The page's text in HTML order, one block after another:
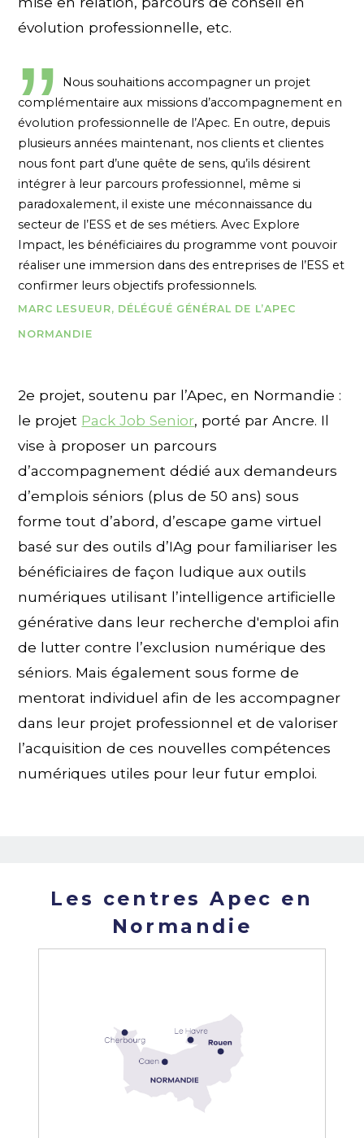
évolution professionnelle, etc.
Nous souhaitions accompagner un projet
complémentaire aux missions d’accompagnement en
évolution professionnelle de l’Apec. En outre, depuis
plusieurs années maintenant, nos clients et clientes
nous font part d’une quête de sens, qu’ils désirent
intégrer à leur parcours professionnel, même si
paradoxalement, il existe une méconnaissance du
secteur de l’ESS et de ses métiers. Avec Explore
Impact, les bénéficiaires du programme vont pouvoir
réaliser une immersion dans des entreprises de l’ESS et
confirmer leurs objectifs professionnels.
MARC LESUEUR, DÉLÉGUÉ GÉNÉRAL DE L’APEC
NORMANDIE
2e projet, soutenu par l’Apec, en Normandie :
le projet Pack Job Senior, porté par Ancre. Il
vise à proposer un parcours
d’accompagnement dédié aux demandeurs
d’emplois séniors (plus de 50 ans) sous
forme tout d’abord, d’escape game virtuel
basé sur des outils d’IAg pour familiariser les
bénéficiaires de façon ludique aux outils
numériques utilisant l’intelligence artificielle
générative dans leur recherche d'emploi afin
de lutter contre l’exclusion numérique des
séniors. Mais également sous forme de
mentorat individuel afin de les accompagner
dans leur projet professionnel et de valoriser
l’acquisition de ces nouvelles compétences
numériques utiles pour leur futur emploi.
Les centres Apec en
Normandie